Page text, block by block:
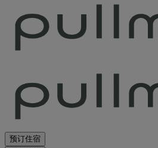
预订住宿